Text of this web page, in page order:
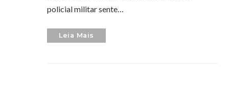
policial militar sente…
Leia Mais